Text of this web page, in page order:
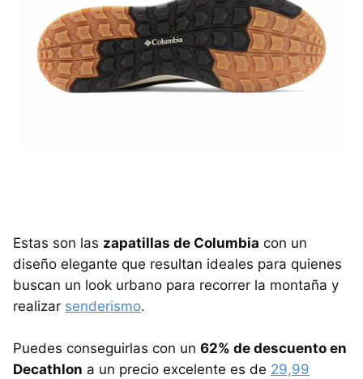
Estas son las zapatillas de Columbia con un
diseño elegante que resultan ideales para quienes
buscan un look urbano para recorrer la montaña y
realizar senderismo.
Puedes conseguirlas con un 62% de descuento en
Decathlon a un precio excelente es de 29,99